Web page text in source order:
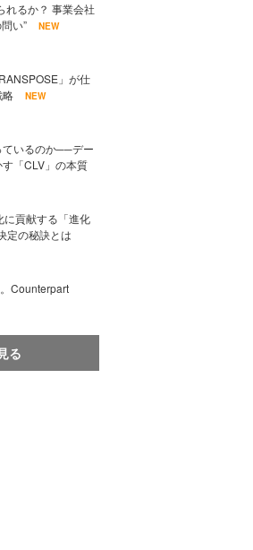
れるか？ 事業会社
い”
NEW
」が仕
略
NEW
ているのか──デー
「CLV」の本質
貢献する「進化
定の秘訣とは
Counterpart
る